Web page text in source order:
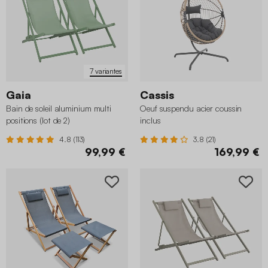
7 variantes
Gaia
Bain de soleil aluminium multi
positions (lot de 2)
4.8 (113)
99,99 €
Cassis
Oeuf suspendu acier coussin
inclus
3.8 (21)
169,99 €